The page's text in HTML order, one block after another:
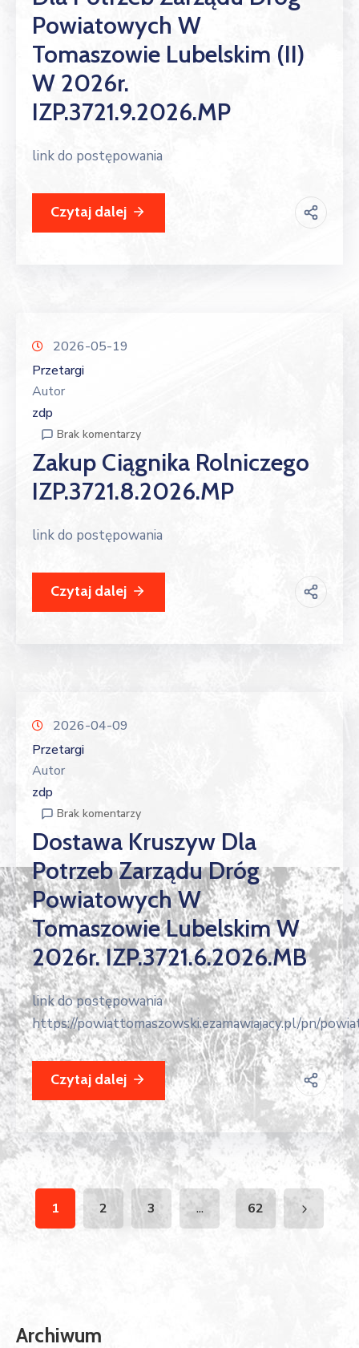
Powiatowych W
Tomaszowie Lubelskim (II)
W 2026r.
IZP.3721.9.2026.MP
link do postępowania
Czytaj dalej
2026-05-19
Przetargi
Autor
zdp
Brak komentarzy
Zakup Ciągnika Rolniczego
IZP.3721.8.2026.MP
link do postępowania
Czytaj dalej
2026-04-09
Przetargi
Autor
zdp
Brak komentarzy
Dostawa Kruszyw Dla
Potrzeb Zarządu Dróg
Powiatowych W
Tomaszowie Lubelskim W
2026r. IZP.3721.6.2026.MB
link do postępowania
https://powiattomaszowski.ezamawiajacy.pl/pn/
Czytaj dalej
1 2 3 ... 62
Archiwum